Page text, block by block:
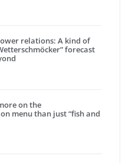
relations: A kind of
forecast
on the
menu than just “fish and